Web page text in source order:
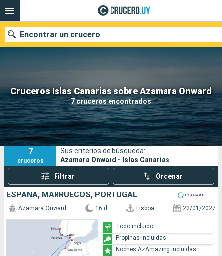
Cruceros Islas Canarias sobre Azamara Onward
7 cruceros encontrados
Encontrar un crucero
Nuestros destinos
Fecha de salida
Puertos Compañías
Buscar
7
cruceros
Sus criterios de búsqueda:
Azamara Onward - Islas Canarias
Filtrar Ordenar
ESPAÑA, MARRUECOS, PORTUGAL
Azamara Onward 16 d Lisboa 22/01/2027
Todo incluido
Propinas incluidas
Noches AzAmazing incluidas